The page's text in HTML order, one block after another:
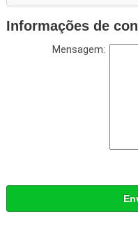
Informações de
Mensagem: